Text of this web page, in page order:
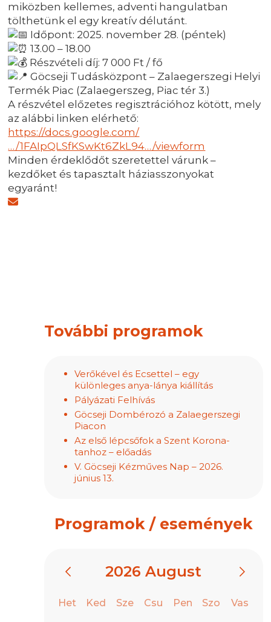
miközben kellemes, adventi hangulatban
tölthetünk el egy kreatív délutánt.
Időpont: 2025. november 28. (péntek)
13.00 – 18.00
Részvételi díj: 7 000 Ft / fő
Göcseji Tudásközpont – Zalaegerszegi Helyi
Termék Piac (Zalaegerszeg, Piac tér 3.)
A részvétel előzetes regisztrációhoz kötött, mely
az alábbi linken elérhető:
https://docs.google.com/
…/1FAIpQLSfKSwKt6ZkL94…/viewform
Minden érdeklődőt szeretettel várunk –
kezdőket és tapasztalt háziasszonyokat
egyaránt!
További programok
Verőkével és Ecsettel – egy
különleges anya-lánya kiállítás
Pályázati Felhívás
Göcseji Dombérozó a Zalaegerszegi
Piacon
Az első lépcsőfok a Szent Korona-
tanhoz – előadás
V. Göcseji Kézműves Nap – 2026.
június 13.
Programok / események
2026 August
Het Ked Sze Csu Pen Szo Vas